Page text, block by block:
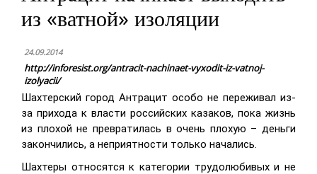
из «ватной» изоляции
24.09.2014
http://inforesist.org/antracit-nachinaet-vyxodit-iz-vatnoj-
izolyacii/
Шахтерский город Антрацит особо не переживал из-
за прихода к власти российских казаков, пока жизнь
из плохой не превратилась в очень плохую – деньги
закончились, а неприятности только начались.
Шахтеры относятся к категории трудолюбивых и не